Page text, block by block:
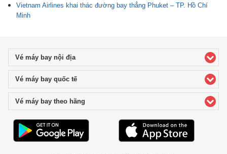
Vietnam Airlines khai thác đường bay thẳng Phuket – TP. Hồ Chí
Minh
Vé máy bay nội địaclick to expand contents
Vé máy bay quốc tếclick to expand contents
Vé máy bay theo hãng